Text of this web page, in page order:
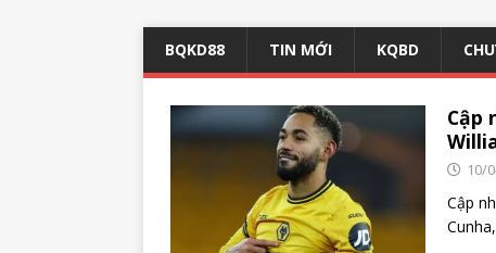
BQKD88 TIN MỚI KQBD
Cập
10/
Cập